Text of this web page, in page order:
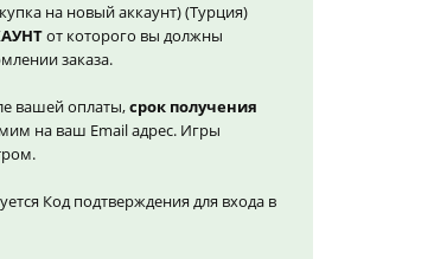
на новый аккаунт) (Турция)
от которого вы должны
заказа.
вашей оплаты,срок получения
на ваш Email адрес. Игры
Код подтверждения для входа в